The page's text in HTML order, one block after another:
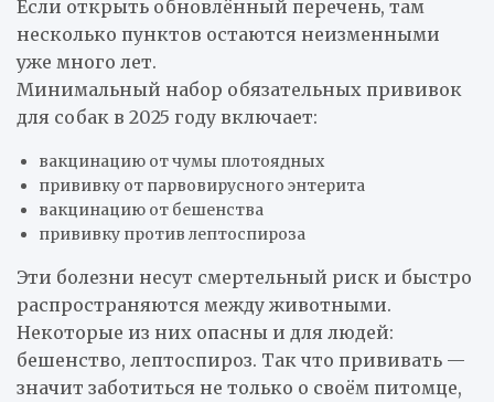
Если открыть обновлённый перечень, там
несколько пунктов остаются неизменными
уже много лет.
Минимальный набор обязательных прививок
для собак в 2025 году включает:
вакцинацию от чумы плотоядных
прививку от парвовирусного энтерита
вакцинацию от бешенства
прививку против лептоспироза
Эти болезни несут смертельный риск и быстро
распространяются между животными.
Некоторые из них опасны и для людей:
бешенство, лептоспироз. Так что прививать —
значит заботиться не только о своём питомце,